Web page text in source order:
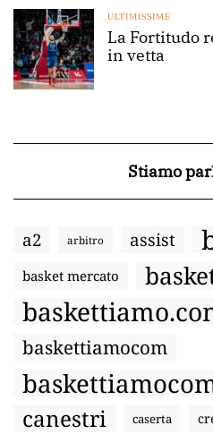
ULTIMISSIME
La Fortitudo
in vetta
Stiamo
a2 arbitro assist
basket mercato
baskettiamocom
canestri caserta